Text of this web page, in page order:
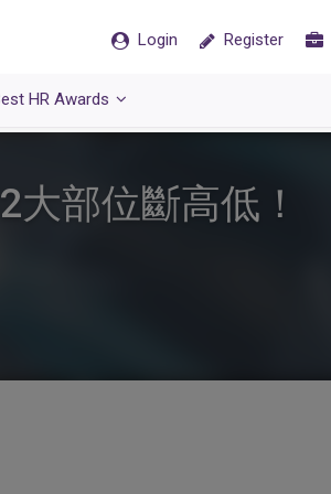
Login Register
HR Awards
部位斷高低！